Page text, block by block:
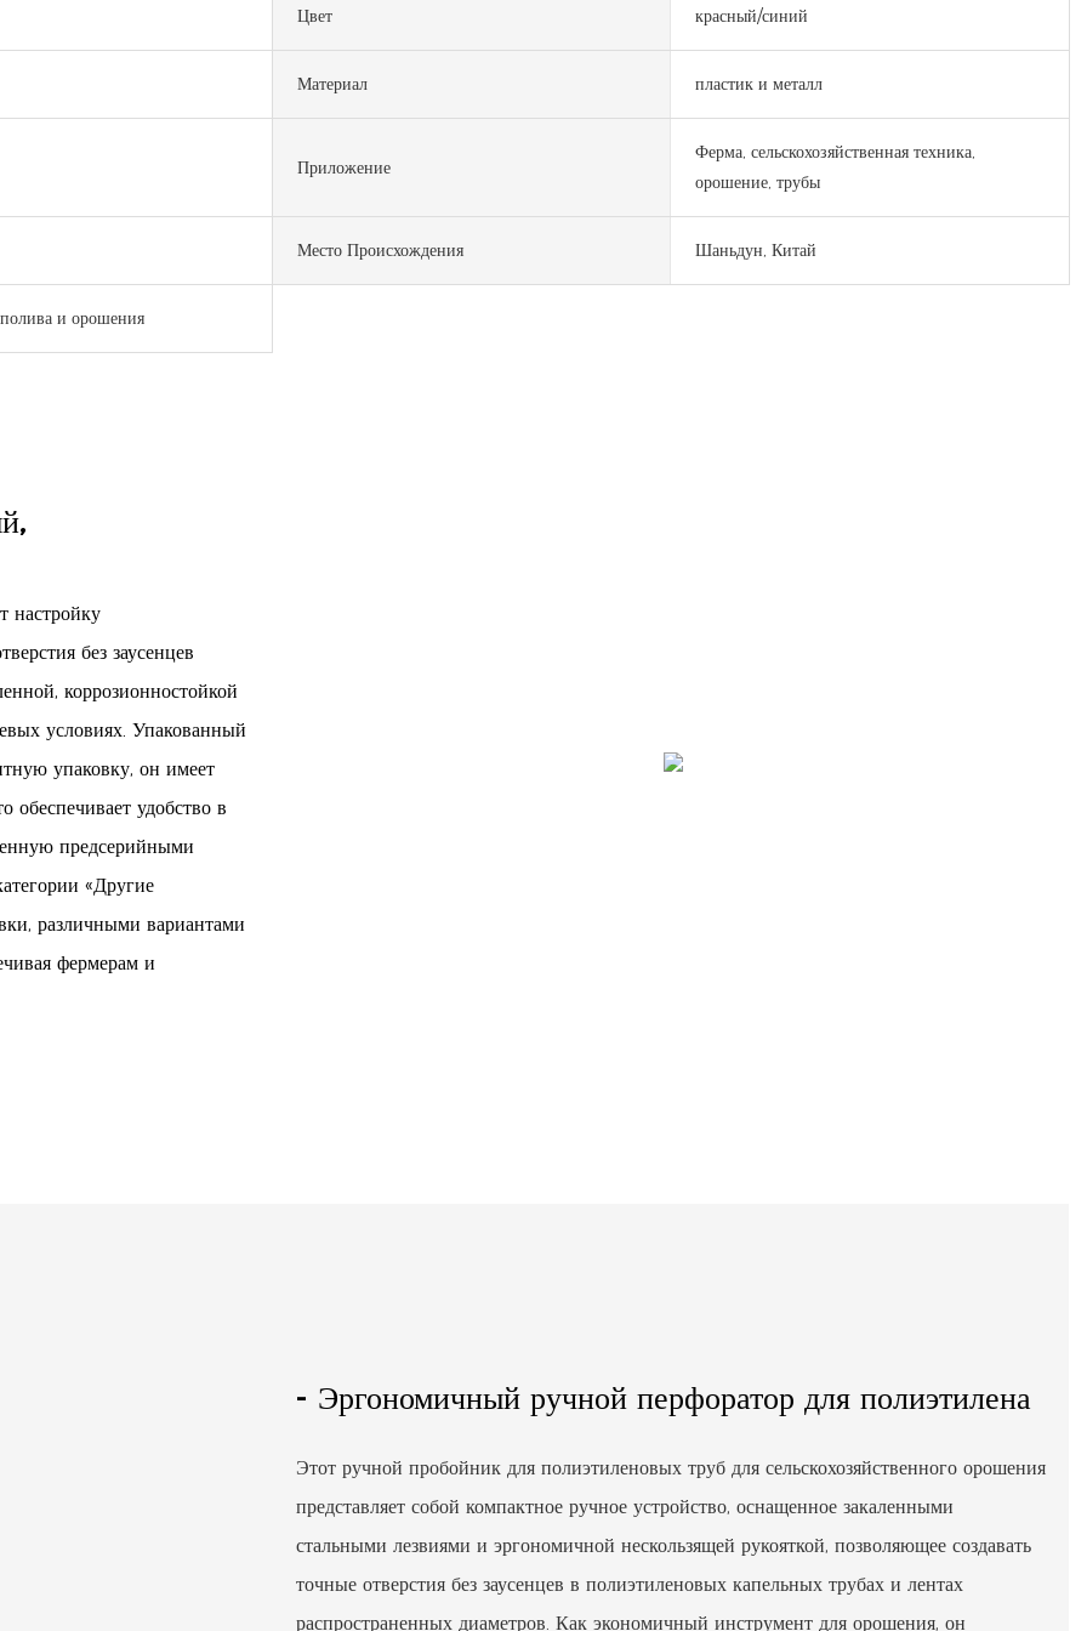
Цвет красный/синий
Материал пластик и металл
Приложение
Ферма, сельскохозяйственная техника,
орошение, трубы
Место Происхождения Шаньдун, Китай
и орошения
настройку
без заусенцев
коррозионностойкой
условиях. Упакованный
упаковку, он имеет
удобство в
предсерийными
«Другие
различными вариантами
фермерам и
- Эргономичный ручной перфоратор для полиэтилена
Этот ручной пробойник для полиэтиленовых труб для сельскохозяйственного орошения
представляет собой компактное ручное устройство, оснащенное закаленными
стальными лезвиями и эргономичной нескользящей рукояткой, позволяющее создавать
точные отверстия без заусенцев в полиэтиленовых капельных трубах и лентах
распространенных диаметров. Как экономичный инструмент для орошения, он